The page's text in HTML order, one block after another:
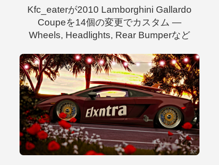
Kfc_eaterが2010 Lamborghini Gallardo
Coupeを14個の変更でカスタム —
Wheels, Headlights, Rear Bumperなど